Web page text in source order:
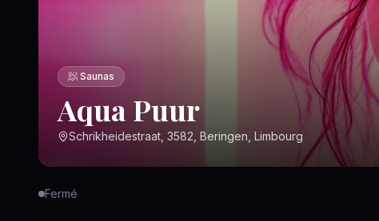
🧖 Saunas
Aqua Puur
Schrikheidestraat, 3582, Beringen, Limbourg
Fermé